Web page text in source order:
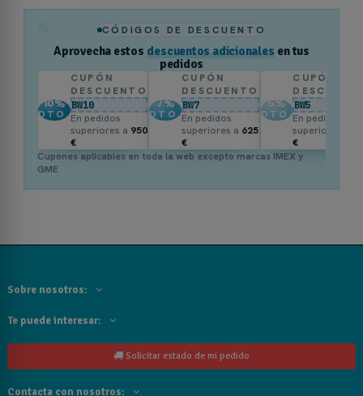
CÓDIGOS DE DESCUENTO
Aprovecha estos descuentos adicionales en tus
pedidos
10%
DTO.
CUPÓN
DESCUENTO
BW10
En pedidos
superiores a 950
€
7%
DTO.
CUPÓN
DESCUENTO
BW7
En pedidos
superiores a 625
€
5%
DTO.
CUPÓN
BW5
En pedidos
superiores a
€
Cupones aplicables en toda la web excepto marcas IMEX y
GME
Sobre nosotros:
Te puede interesar:
Solicitar estado de mi pedido
Contacta con nosotros: